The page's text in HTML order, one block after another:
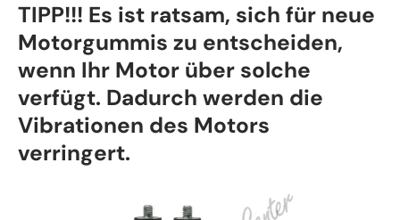
TIPP!!! Es ist ratsam, sich für neue
Motorgummis zu entscheiden,
wenn Ihr Motor über solche
verfügt. Dadurch werden die
Vibrationen des Motors
verringert.